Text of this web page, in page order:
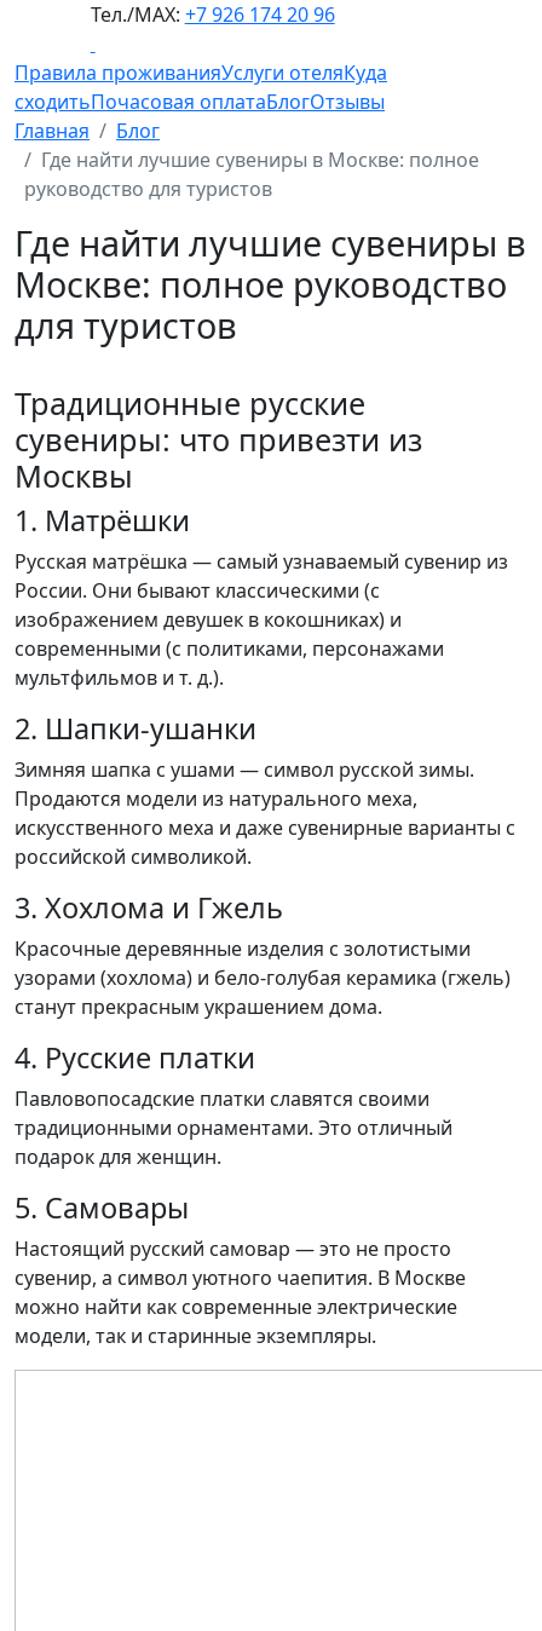
Тел./МАХ: +7 926 174 20 96
Правила проживанияУслуги отеляКуда
сходитьПочасовая оплатаБлогОтзывы
Главная
Блог
Где найти лучшие сувениры в Москве: полное
руководство для туристов
Где найти лучшие сувениры в
Москве: полное руководство
для туристов
Традиционные русские
сувениры: что привезти из
Москвы
1. Матрёшки
Русская матрёшка — самый узнаваемый сувенир из
России. Они бывают классическими (с
изображением девушек в кокошниках) и
современными (с политиками, персонажами
мультфильмов и т. д.).
2. Шапки-ушанки
Зимняя шапка с ушами — символ русской зимы.
Продаются модели из натурального меха,
искусственного меха и даже сувенирные варианты с
российской символикой.
3. Хохлома и Гжель
Красочные деревянные изделия с золотистыми
узорами (хохлома) и бело-голубая керамика (гжель)
станут прекрасным украшением дома.
4. Русские платки
Павловопосадские платки славятся своими
традиционными орнаментами. Это отличный
подарок для женщин.
5. Самовары
Настоящий русский самовар — это не просто
сувенир, а символ уютного чаепития. В Москве
можно найти как современные электрические
модели, так и старинные экземпляры.